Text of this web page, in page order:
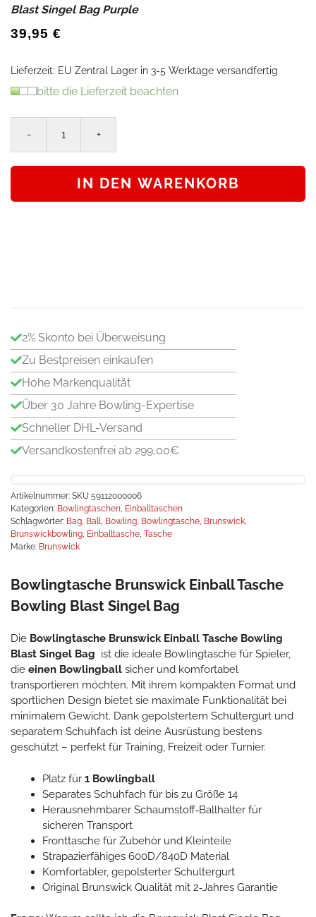
Blast Singel Bag Purple
39,95 €
Lieferzeit: EU Zentral Lager in 3-5 Werktage versandfertig
bitte die Lieferzeit beachten
Tasche
Bowling
IN DEN WARENKORB
2% Skonto bei Überweisung
Zu Bestpreisen einkaufen
Hohe Markenqualität
Über 30 Jahre Bowling-Expertise
Schneller DHL-Versand
Versandkostenfrei ab 299,00€
Artikelnummer: SKU 59112000006
Kategorien: Bowlingtaschen, Einballtaschen
Schlagwörter: Bag, Ball, Bowling, Bowlingtasche, Brunswick,
Brunswickbowling, Einballtasche, Tasche
Marke: Brunswick
Bowlingtasche Brunswick Einball Tasche
Bowling Blast Singel Bag
Die Bowlingtasche Brunswick Einball Tasche Bowling
Blast Singel Bag ist die ideale Bowlingtasche für Spieler,
die einen Bowlingball sicher und komfortabel
transportieren möchten. Mit ihrem kompakten Format und
sportlichen Design bietet sie maximale Funktionalität bei
minimalem Gewicht. Dank gepolstertem Schultergurt und
separatem Schuhfach ist deine Ausrüstung bestens
geschützt – perfekt für Training, Freizeit oder Turnier.
Platz für 1 Bowlingball
Separates Schuhfach für bis zu Größe 14
Herausnehmbarer Schaumstoff‑Ballhalter für
sicheren Transport
Fronttasche für Zubehör und Kleinteile
Strapazierfähiges 600D/840D Material
Komfortabler, gepolsterter Schultergurt
Original Brunswick Qualität mit 2‑Jahres Garantie